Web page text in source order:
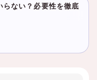
らない？必要性を徹底